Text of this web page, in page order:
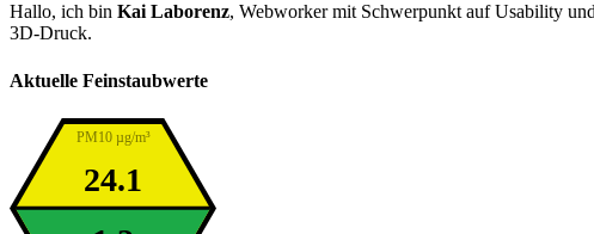
Hallo, ich bin Kai Laborenz, Webworker mit Schwerpunkt auf Usability
3D-Druck.
Aktuelle Feinstaubwerte
PM10 µg/m³
24.1